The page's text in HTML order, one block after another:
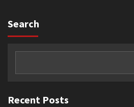
Search
Recent Posts